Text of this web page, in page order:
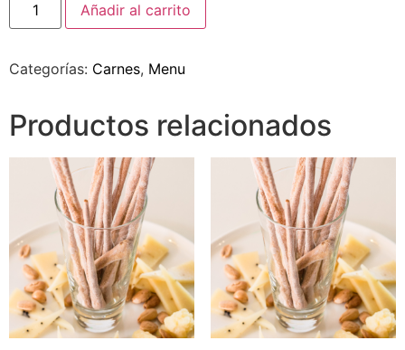
Añadir al carrito
Categorías: Carnes, Menu
Productos relacionados